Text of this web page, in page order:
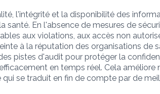
l'intégrité et la disponibilité des
En l'absence de mesures de
aux violations, aux accès non
à la réputation des organisations de
pistes d'audit pour protéger la
en temps réel. Cela améliore
se traduit en fin de compte par de